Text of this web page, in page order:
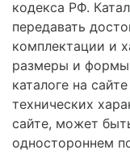
кодекса РФ.
передавать
комплектации и
размеры и
каталоге на
технических
сайте, может
одностороннем